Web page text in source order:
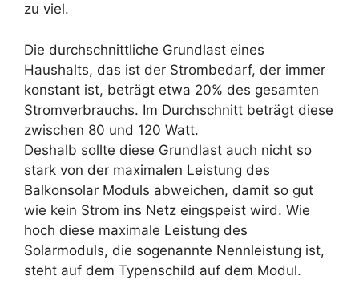
zu viel.
Die durchschnittliche Grundlast eines
Haushalts, das ist der Strombedarf, der immer
konstant ist, beträgt etwa 20% des gesamten
Stromverbrauchs. Im Durchschnitt beträgt diese
zwischen 80 und 120 Watt.
Deshalb sollte diese Grundlast auch nicht so
stark von der maximalen Leistung des
Balkonsolar Moduls abweichen, damit so gut
wie kein Strom ins Netz eingspeist wird. Wie
hoch diese maximale Leistung des
Solarmoduls, die sogenannte Nennleistung ist,
steht auf dem Typenschild auf dem Modul.